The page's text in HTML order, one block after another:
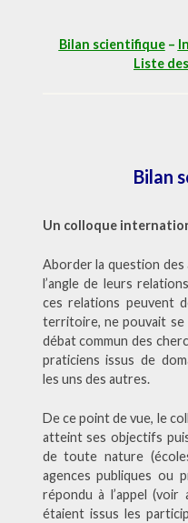
Bilan scientifique–
Liste
Bilan
Un colloque
Aborder la question
l’angle de leurs
ces relations peuvent
territoire, ne pouvait se
débat commun des
praticiens issus de
les uns des autres.
De ce point de vue, le
atteint ses objectifs
de toute nature
agences publiques ou
répondu à l’appel (voir
étaient issus les